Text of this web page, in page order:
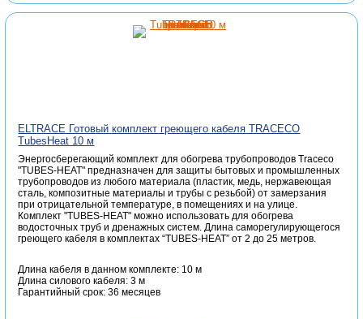
ELTRACE Готовый комплект греющего кабеля TRACECO
TubesHeat 10 м
Энергосберегающий комплект для обогрева трубопроводов Traceco
"TUBES-HEAT" предназначен для защиты бытовых и промышленных
трубопроводов из любого материала (пластик, медь, нержавеющая
сталь, композитные материалы и трубы с резьбой) от замерзания
при отрицательной температуре, в помещениях и на улице.
Комплект "TUBES-HEAT" можно использовать для обогрева
водосточных труб и дренажных систем. Длина саморегулирующегося
греющего кабеля в комплектах “TUBES-HEAT” от 2 до 25 метров.
Длина кабеля в данном комплекте: 10 м
Длина силового кабеля: 3 м
Гарантийный срок: 36 месяцев